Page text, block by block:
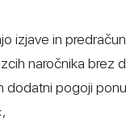
izjave in
naročnika brez
dodatni pogoji